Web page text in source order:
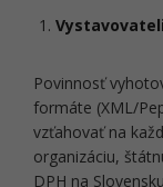
Povinnosť
formáte (XML/
vzťahovať na
organizáciu,
DPH na